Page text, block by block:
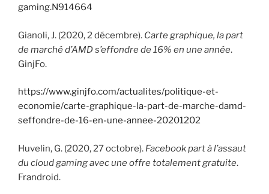
gaming.N914664
Gianoli, J. (2020, 2 décembre). Carte graphique, la part
de marché d’AMD s’effondre de 16% en une année.
GinjFo.
https://www.ginjfo.com/actualites/politique-et-
economie/carte-graphique-la-part-de-marche-damd-
seffondre-de-16-en-une-annee-20201202
Huvelin, G. (2020, 27 octobre). Facebook part à l’assaut
du cloud gaming avec une offre totalement gratuite.
Frandroid.